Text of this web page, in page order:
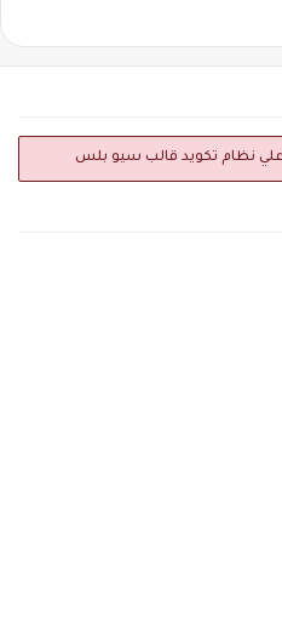
علي نظام تكويد قالب سيو بلس